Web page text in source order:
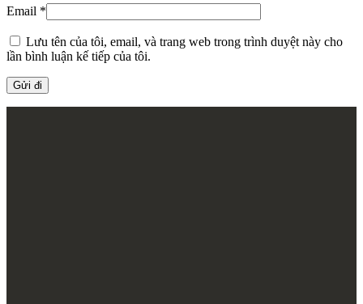
Email *
Lưu tên của tôi, email, và trang web trong trình duyệt này cho
lần bình luận kế tiếp của tôi.